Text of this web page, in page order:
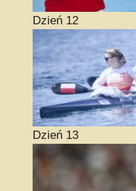
Dzień 12
Dzień 13